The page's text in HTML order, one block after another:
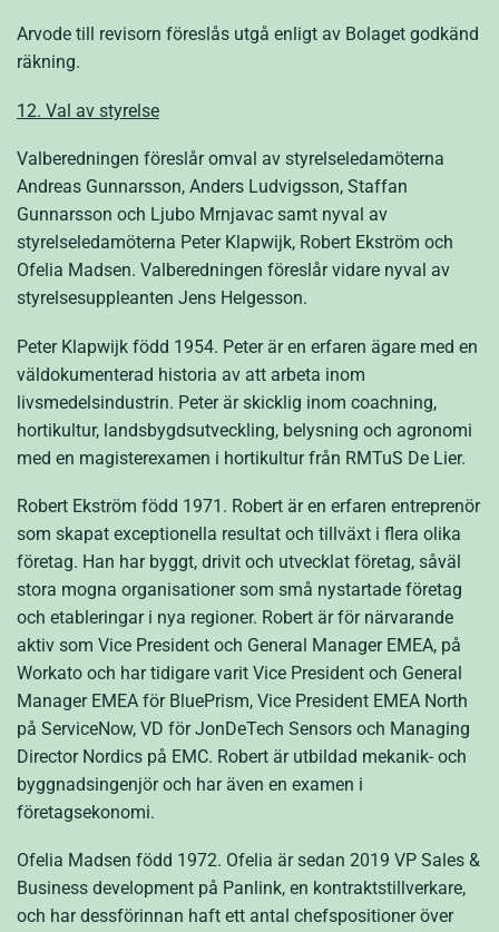
Arvode till revisorn föreslås utgå enligt av Bolaget godkänd
räkning.
12. Val av styrelse
Valberedningen föreslår omval av styrelseledamöterna
Andreas Gunnarsson, Anders Ludvigsson, Staffan
Gunnarsson och Ljubo Mrnjavac samt nyval av
styrelseledamöterna Peter Klapwijk, Robert Ekström och
Ofelia Madsen. Valberedningen föreslår vidare nyval av
styrelsesuppleanten Jens Helgesson.
Peter Klapwijk född 1954. Peter är en erfaren ägare med en
väldokumenterad historia av att arbeta inom
livsmedelsindustrin. Peter är skicklig inom coachning,
hortikultur, landsbygdsutveckling, belysning och agronomi
med en magisterexamen i hortikultur från RMTuS De Lier.
Robert Ekström född 1971. Robert är en erfaren entreprenör
som skapat exceptionella resultat och tillväxt i flera olika
företag. Han har byggt, drivit och utvecklat företag, såväl
stora mogna organisationer som små nystartade företag
och etableringar i nya regioner. Robert är för närvarande
aktiv som Vice President och General Manager EMEA, på
Workato och har tidigare varit Vice President och General
Manager EMEA för BluePrism, Vice President EMEA North
på ServiceNow, VD för JonDeTech Sensors och Managing
Director Nordics på EMC. Robert är utbildad mekanik- och
byggnadsingenjör och har även en examen i
företagsekonomi.
Ofelia Madsen född 1972. Ofelia är sedan 2019 VP Sales &
Business development på Panlink, en kontraktstillverkare,
och har dessförinnan haft ett antal chefspositioner över